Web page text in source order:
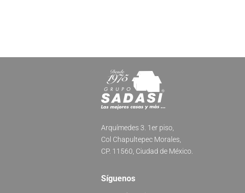
Arquímedes 3. 1er piso,
Col Chapultepec Morales,
CP. 11560, Ciudad de México.
Síguenos